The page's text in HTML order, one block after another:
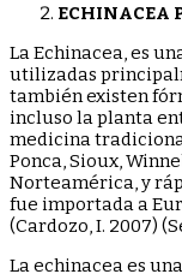
ECHINACEA
La Echinacea, es
utilizadas
también existen
incluso la planta
medicina
Ponca, Sioux,
Norteamérica, y
fue importada a
(Cardozo, I. 2007)
La echinacea es